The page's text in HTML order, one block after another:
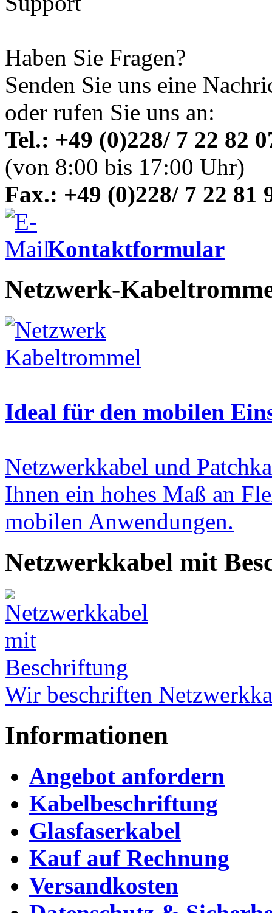
Haben Sie Fragen?
Senden Sie uns eine
oder rufen Sie uns an:
Tel.: +49 (0)228/ 7 22 82
(von 8:00 bis 17:00 Uhr)
Fax.: +49 (0)228/ 7 22 81
Kontaktformular
Netzwerk-
Ideal für den mobilen
Netzwerkkabel und
Ihnen ein hohes Maß an
mobilen Anwendungen.
Netzwerkkabel mit
Wir beschriften
Informationen
Angebot anfordern
Kabelbeschriftung
Glasfaserkabel
Kauf auf Rechnung
Versandkosten